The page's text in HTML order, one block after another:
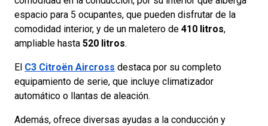
espacio para 5 ocupantes, que pueden disfrutar de la
comodidad interior, y de un maletero de 410 litros,
ampliable hasta 520 litros.
El C3 Citroën Aircross destaca por su completo
equipamiento de serie, que incluye climatizador
automático o llantas de aleación.
Además, ofrece diversas ayudas a la conducción y